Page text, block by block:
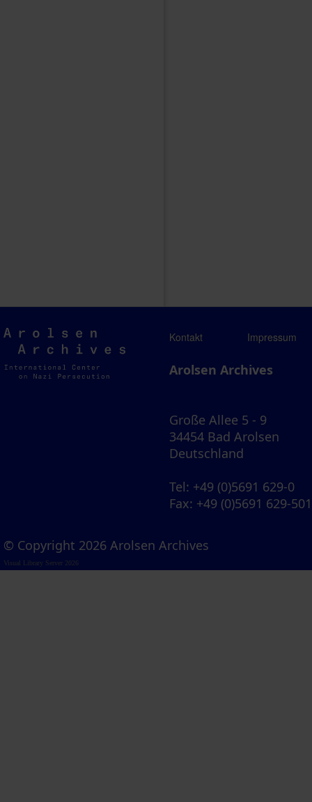
Arolsen
Archives
Kontakt Impressum
Arolsen Archives
Große Allee 5 - 9
34454 Bad Arolsen
Deutschland
Tel: +49 (0)5691 629-0
Fax: +49 (0)5691 629-501
© Copyright 2026 Arolsen Archives
Visual Library Server 2026